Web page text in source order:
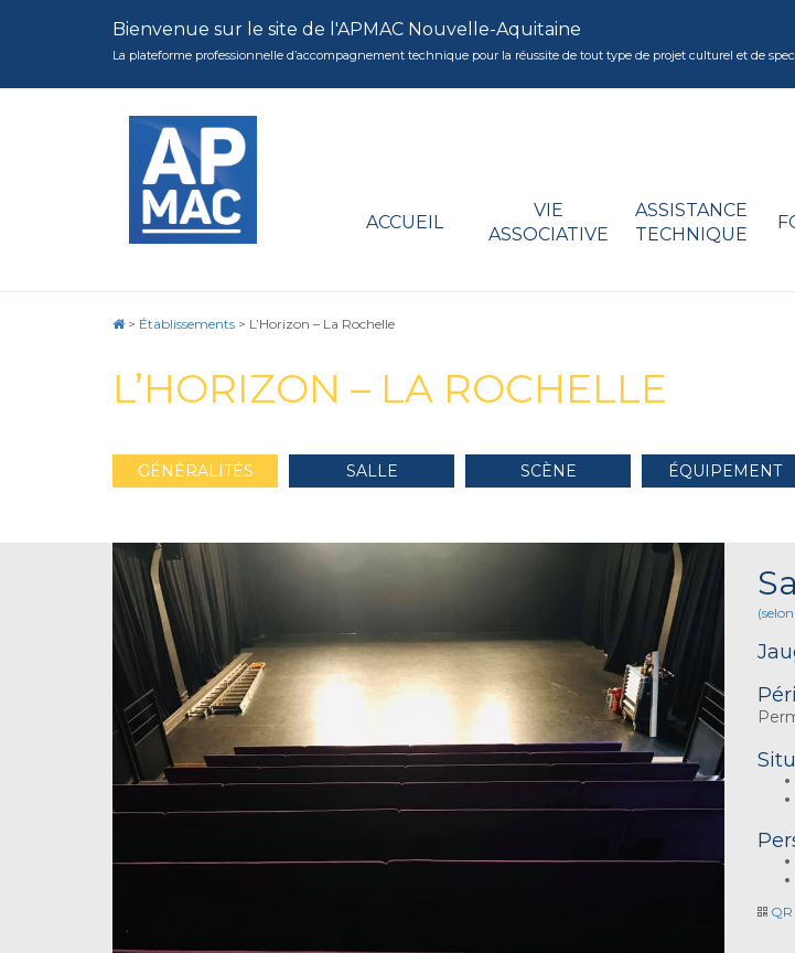
Bienvenue sur le site de l'APMAC Nouvelle-Aquitaine
La plateforme professionnelle d’accompagnement technique pour la réussite de tout type de projet culturel et de
ACCUEIL
VIE
ASSOCIATIVE
ASSISTANCE
TECHNIQUE
> Établissements > L’Horizon – La Rochelle
L’HORIZON – LA ROCHELLE
GÉNÉRALITÉS SALLE SCÈNE ÉQUIPEMENT
QR